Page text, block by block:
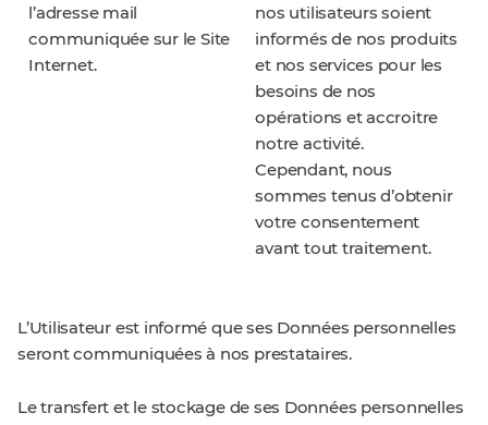
l’adresse mail
communiquée sur le Site
Internet.
nos utilisateurs soient
informés de nos produits
et nos services pour les
besoins de nos
opérations et accroitre
notre activité.
Cependant, nous
sommes tenus d’obtenir
votre consentement
avant tout traitement.
L’Utilisateur est informé que ses Données personnelles
seront communiquées à nos prestataires.
Le transfert et le stockage de ses Données personnelles